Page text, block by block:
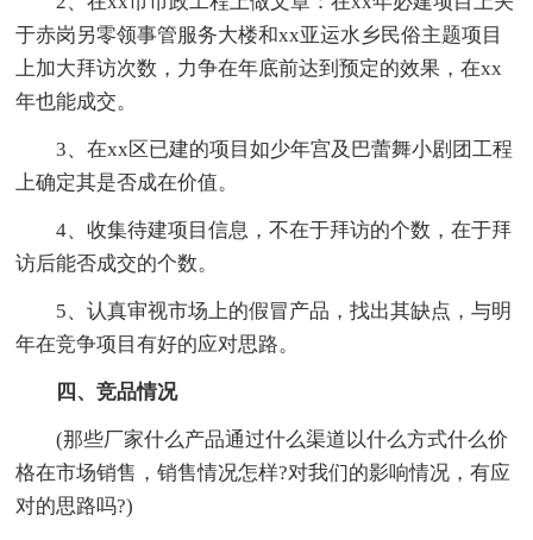
于赤岗另零领事管服务大楼和xx亚运水乡民俗主题项目
上加大拜访次数，力争在年底前达到预定的效果，在xx
年也能成交。
3、在xx区已建的项目如少年宫及巴蕾舞小剧团工程
上确定其是否成在价值。
4、收集待建项目信息，不在于拜访的个数，在于拜
访后能否成交的个数。
5、认真审视市场上的假冒产品，找出其缺点，与明
年在竞争项目有好的应对思路。
四、竞品情况
(那些厂家什么产品通过什么渠道以什么方式什么价
格在市场销售，销售情况怎样?对我们的影响情况，有应
对的思路吗?)